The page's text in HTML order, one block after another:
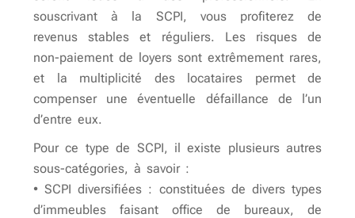
souscrivant à la SCPI, vous profiterez de
revenus stables et réguliers. Les risques de
non-paiement de loyers sont extrêmement rares,
et la multiplicité des locataires permet de
compenser une éventuelle défaillance de l’un
d’entre eux.
Pour ce type de SCPI, il existe plusieurs autres
sous-catégories, à savoir :
• SCPI diversifiées : constituées de divers types
d’immeubles faisant office de bureaux, de